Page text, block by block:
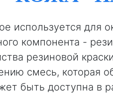
используется для
компонента -
резиновой
смесь, которая
быть доступна в